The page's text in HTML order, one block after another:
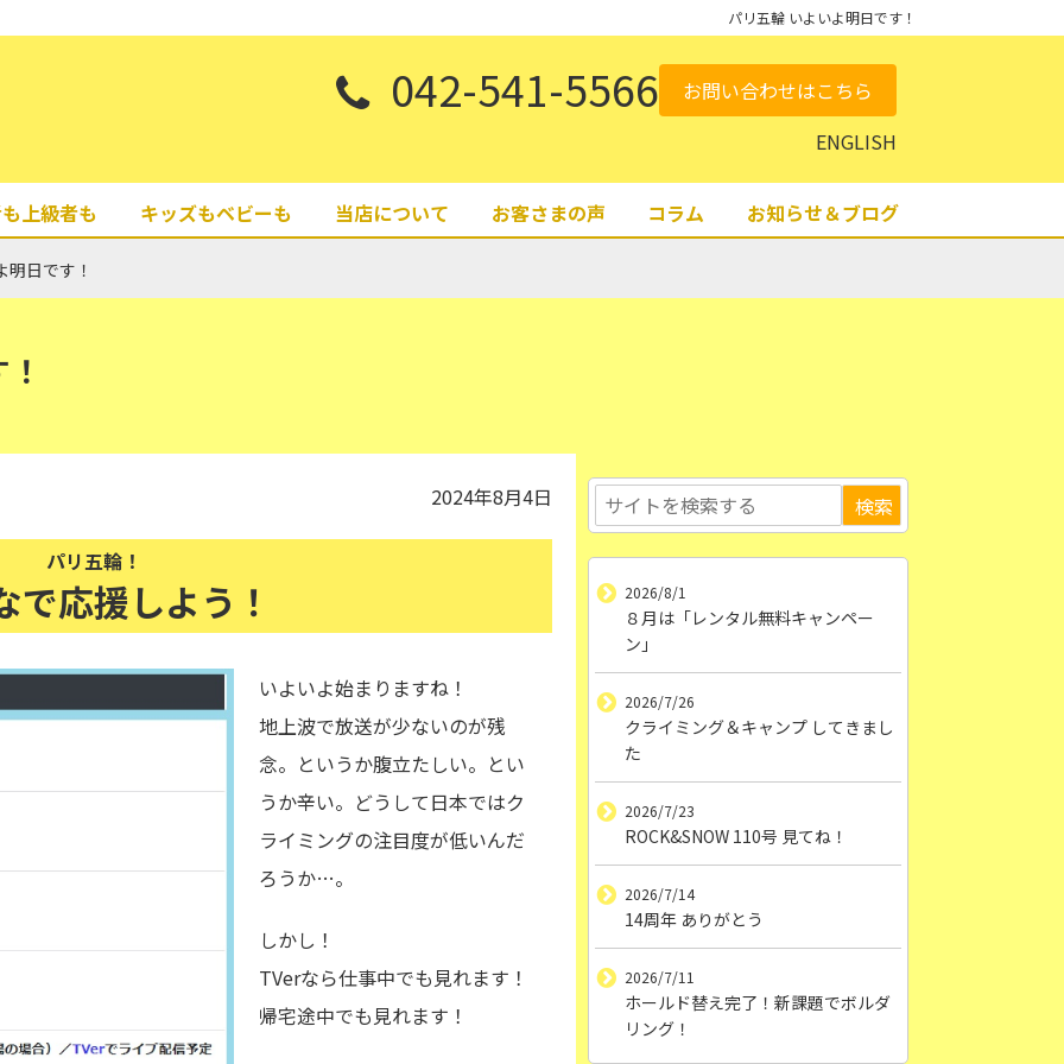
パリ五輪 いよいよ明日です！
042-541-5566
お問い合わせはこちら
ENGLISH
上級者も キッズもベビーも 当店について お客さまの声 コラム お知らせ＆ブログ
日です！
2024年8月4日
パリ五輪！
で応援しよう！
いよいよ始まりますね！
地上波で放送が少ないのが残
念。というか腹立たしい。とい
うか辛い。どうして日本ではク
ライミングの注目度が低いんだ
ろうか…。
しかし！
TVerなら仕事中でも見れます！
帰宅途中でも見れます！
2026/8/1
８月は「レンタル無料キャンペー
ン」
2026/7/26
クライミング＆キャンプ してきまし
た
2026/7/23
ROCK&SNOW 110号 見てね！
2026/7/14
14周年 ありがとう
2026/7/11
ホールド替え完了！新課題でボルダ
リング！